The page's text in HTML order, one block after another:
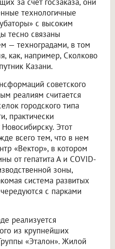
технологичные
с высоким
тесно связаны
— техноградами, в том
как, например, Сколково
Казани.
советского
реалиям считается
городского типа
практически
Этот
всего тем, что в нем
«Вектор», в котором
от гепатита А и COVID-
зоны,
система развитых
с парками
реализуется
из крупнейших
«Эталон». Жилой